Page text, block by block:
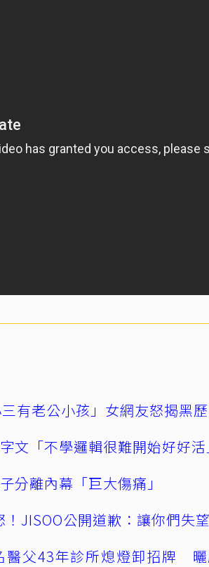
有老公小孩」女網友怒揭黑
文「不學邏輯很難開始好好活
分離內幕「巨大傷痛」
JISOO公開道歉：讓你們失
醫父43年診所熄燈卸招牌